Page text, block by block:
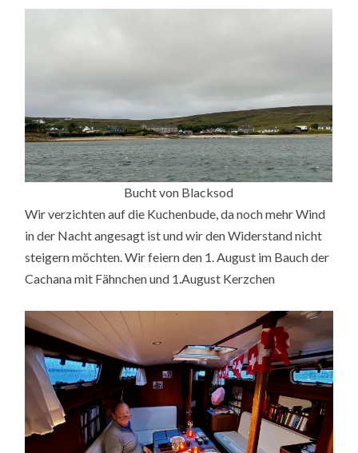
Bucht von Blacksod
Wir verzichten auf die Kuchenbude, da noch mehr Wind
in der Nacht angesagt ist und wir den Widerstand nicht
steigern möchten. Wir feiern den 1. August im Bauch der
Cachana mit Fähnchen und 1.August Kerzchen